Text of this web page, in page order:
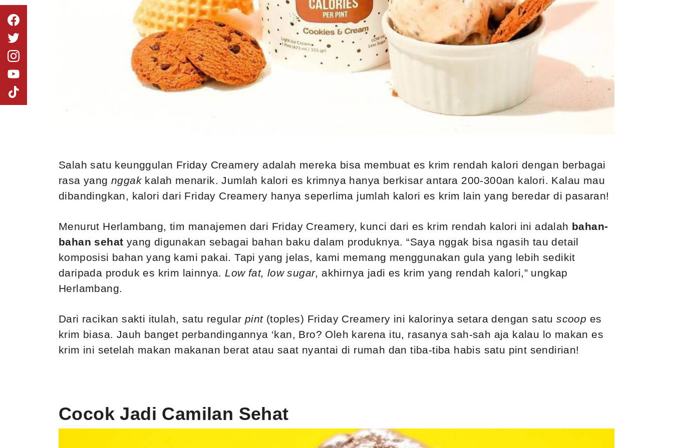
Salah satu keunggulan Friday Creamery adalah mereka bisa membuat es krim rendah kalori dengan berbagai
rasa yangnggak kalah menarik. Jumlah kalori es krimnya hanya berkisar antara 200-300an kalori. Kalau mau
dibandingkan, kalori dari Friday Creamery hanya seperlima jumlah kalori es krim lain yang beredar di pasaran!
Menurut Herlambang, tim manajemen dari Friday Creamery, kunci dari es krim rendah kalori ini adalah bahan-
bahan sehat yang digunakan sebagai bahan baku dalam produknya. “Saya nggak bisa ngasih tau detail
komposisi bahan yang kami pakai. Tapi yang jelas, kami memang menggunakan gula yang lebih sedikit
daripada produk es krim lainnya. Low fat, low sugar, akhirnya jadi es krim yang rendah kalori,” ungkap
Herlambang.
Dari racikan sakti itulah, satu regular pint(toples) Friday Creamery ini kalorinya setara dengan satuscoop es
krim biasa. Jauh banget perbandingannya ‘kan, Bro? Oleh karena itu, rasanya sah-sah aja kalau lo makan es
krim ini setelah makan makanan berat atau saat nyantai di rumah dan tiba-tiba habis satu pint sendirian!
Cocok Jadi Camilan Sehat